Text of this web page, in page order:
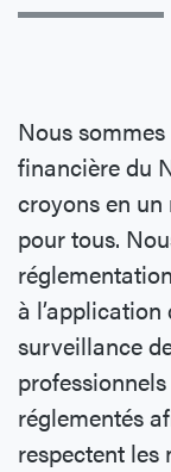
Nous
financière du
croyons en
pour tous.
à
surveillance
réglementés
respectent les